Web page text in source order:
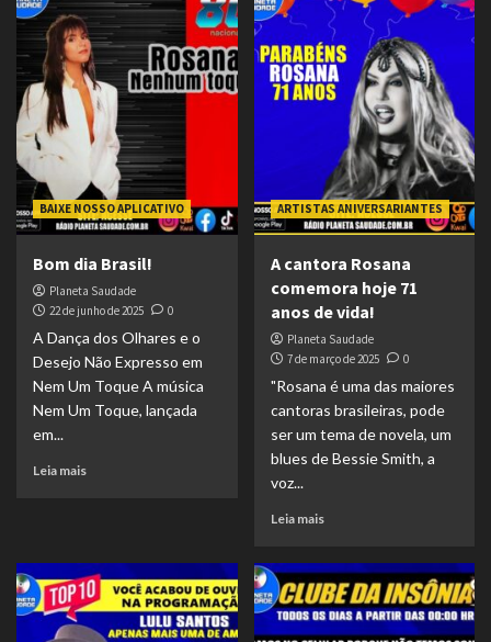
BAIXE NOSSO APLICATIVO
Bom dia Brasil!
Planeta Saudade
22 de junho de 2025
0
A Dança dos Olhares e o
Desejo Não Expresso em
Nem Um Toque A música
Nem Um Toque, lançada
em...
Leia mais
ARTISTAS ANIVERSARIANTES
A cantora Rosana
comemora hoje 71
anos de vida!
Planeta Saudade
7 de março de 2025
0
"Rosana é uma das maiores
cantoras brasileiras, pode
ser um tema de novela, um
blues de Bessie Smith, a
voz...
Leia mais